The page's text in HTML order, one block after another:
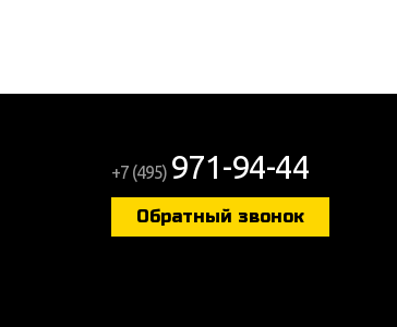
+7 (495) 971-94-44
Обратный звонок